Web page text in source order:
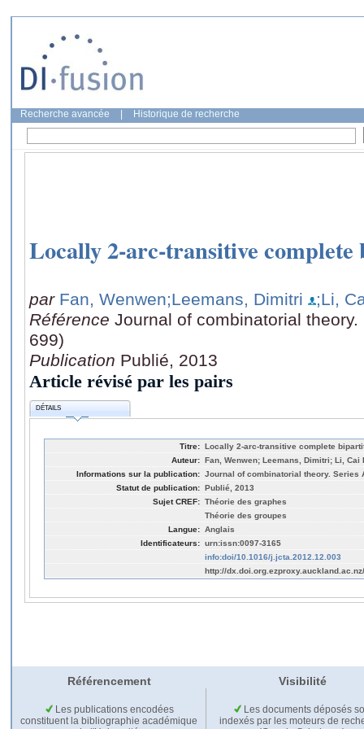
Recherche avancée Historique de recherche
Locally 2-arc-transitive
par Fan, Wenwen;Leemans, Dimitri
;Li,
Référence Journal of combinatorial
699)
Publication Publié, 2013
Article révisé par les pairs
DÉTAILS
Titre: Locally 2-arc-transitive complete
Auteur: Fan, Wenwen; Leemans, Dimitri; Li, Cai
Informations sur la publication: Journal of combinatorial theory. Series
Statut de publication: Publié, 2013
Sujet CREF: Théorie des graphes
Théorie des groupes
Langue: Anglais
Identificateurs: urn:issn:0097-3165
info:doi/10.1016/j.jcta.2012.12.003
http://
Référencement Visibilité
Les publications encodées
constituent la bibliographie académique
Les documents déposés
indexés par les moteurs de